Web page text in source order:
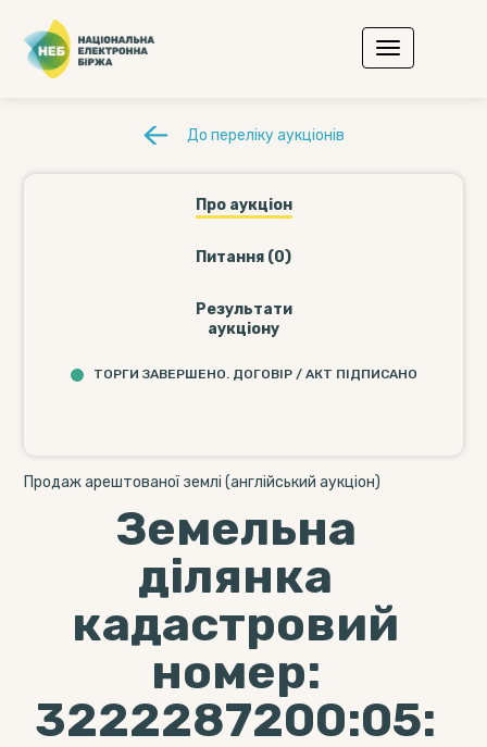
До переліку аукціонів
Про аукціон
Питання (0)
Результати
аукціону
ТОРГИ ЗАВЕРШЕНО. ДОГОВІР / АКТ ПІДПИСАНО
Продаж арештованої землі (англійський аукціон)
Земельна
ділянка
кадастровий
номер:
3222287200:05: